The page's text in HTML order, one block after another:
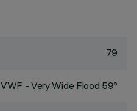
79
VWF - Very Wide Flood 59°